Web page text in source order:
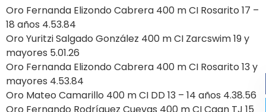
Oro Fernanda Elizondo Cabrera 400 m CI Rosarito 17 –
18 años 4.53.84
Oro Yuritzi Salgado González 400 m CI Zarcswim 19 y
mayores 5.01.26
Oro Fernanda Elizondo Cabrera 400 m CI Rosarito 13 y
mayores 4.53.84
Oro Mateo Camarillo 400 m CI DD 13 – 14 años 4.38.56